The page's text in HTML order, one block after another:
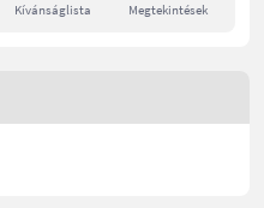
Kívánságlista Megtekintések